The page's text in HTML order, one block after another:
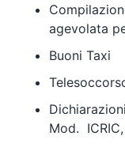
agevolata
Buoni Taxi
Mod.